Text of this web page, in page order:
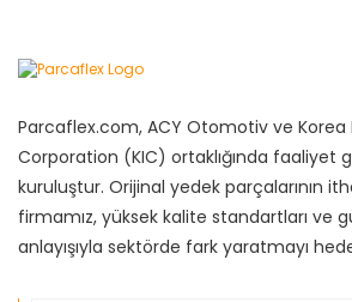
Parcaflex.com, ACY Otomotiv ve
Corporation (KIC) ortaklığında faaliyet
kuruluştur. Orijinal yedek parçalarının
firmamız, yüksek kalite standartları ve
anlayışıyla sektörde fark yaratmayı